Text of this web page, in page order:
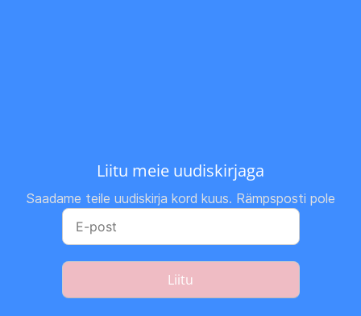
Liitu meie uudiskirjaga
Saadame teile uudiskirja kord kuus. Rämpsposti pole
Liitu